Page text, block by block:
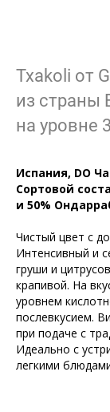
Txakoli от
из страны
на уровне
Испания, DO
Сортовой c
и 50%
Чистый цвет с
Интенсивный и
груши и
крапивой. На
уровнем
послевкусием.
при подаче с
Идеально с
легкими